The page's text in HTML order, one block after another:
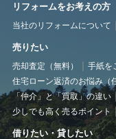
リフォームをお考えの方
当社のリフォームについて
売りたい
売却査定（無料） 手紙を
住宅ローン返済のお悩み（
「仲介」と「買取」の違い
少しでも高く売るポイント
借りたい・貸したい